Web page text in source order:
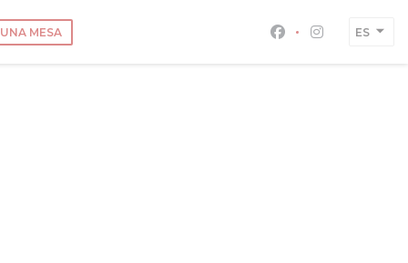
MESA Facebook ((abre
Instagram
ES